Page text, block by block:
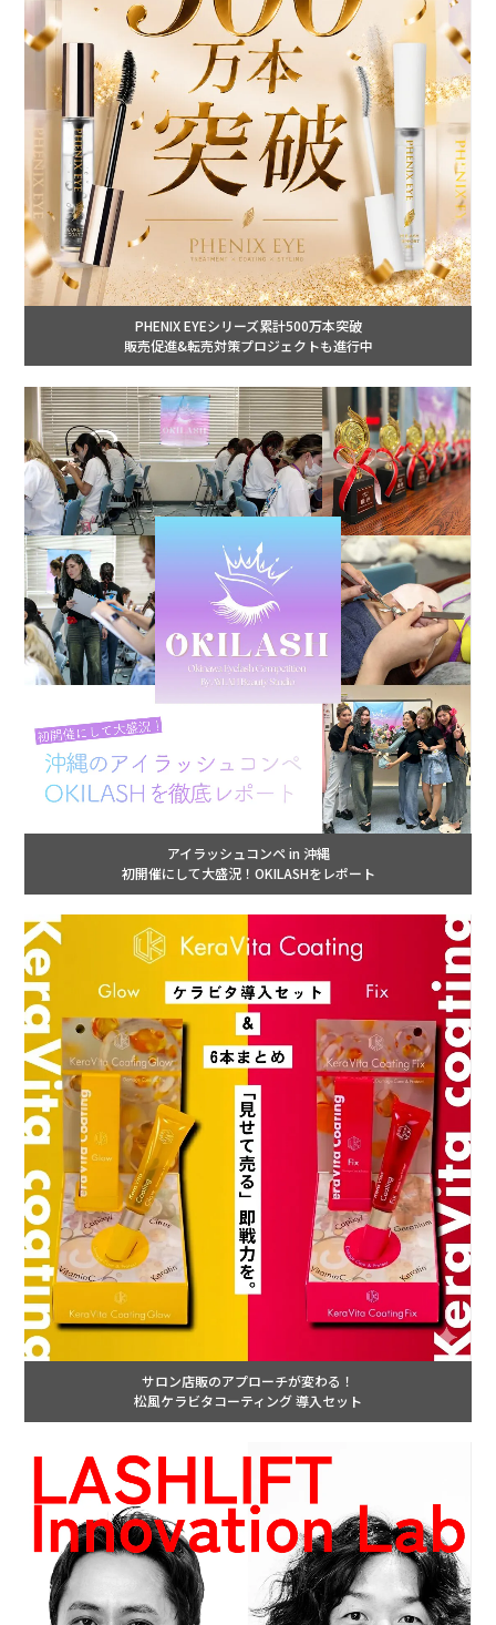
PHENIX EYEシリーズ累計500万本突破
販売促進&転売対策プロジェクトも進行中
アイラッシュコンペ in 沖縄
初開催にして大盛況！OKILASHをレポート
サロン店販のアプローチが変わる！
松風ケラビタコーティング 導入セット